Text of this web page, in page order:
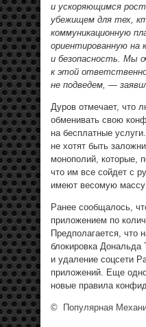
и ускоряющимся
убежищем для тех,
коммуникационную
ориентированную на
и безопасность. Мы
к этой
не подведем, —
Дуров отмечает, что
обменивать свою
на бесплатные
не хотят быть
монополий, которые,
что им все сойдет с
имеют весомую массу
Ранее сообщалось,
приложением по
Предполагается, что
блокировка Дональда
и удаление соцсети
приложений. Еще
новые правила
© Популярная